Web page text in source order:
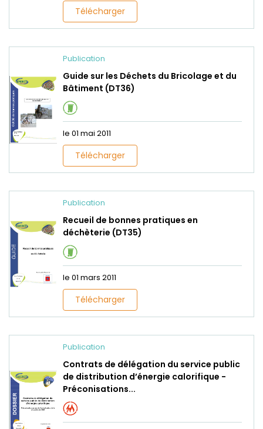
Télécharger
Publication
Guide sur les Déchets du Bricolage et du
Bâtiment (DT36)
le 01 mai 2011
Télécharger
Publication
Recueil de bonnes pratiques en
déchèterie (DT35)
le 01 mars 2011
Télécharger
Publication
Contrats de délégation du service public
de distribution d’énergie calorifique -
Préconisations...